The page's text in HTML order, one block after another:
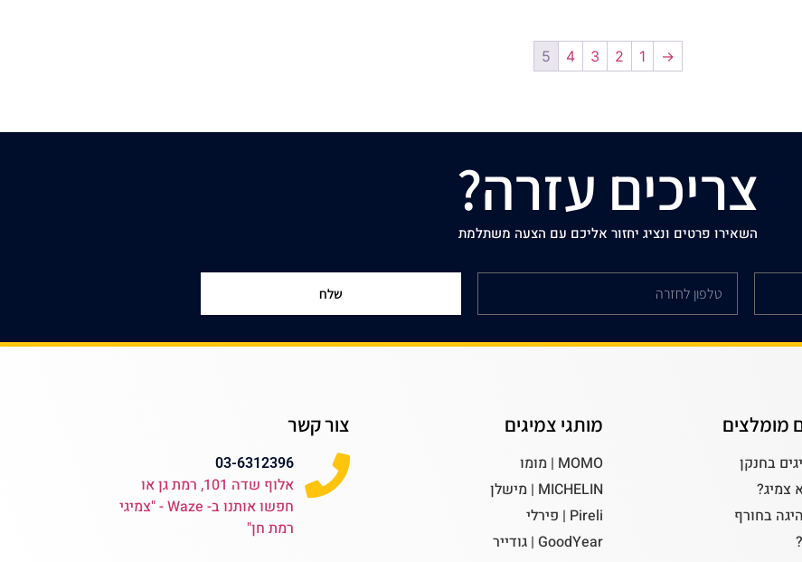
→
1
2
3
4
5
צריכים עזרה?
השאירו פרטים ונציג יחזור אליכם עם הצעה משתלמת
שלח
מומלצים
בחנקן
צמיג?
בחורף
מותגי צמיגים
MOMO | מומו
MICHELIN | מישלן
Pireli | פירלי
GoodYear | גודייר
צור קשר
03-6312396
אלוף שדה 101, רמת גן או
חפשו אותנו ב- Waze - "צמיגי
רמת חן"